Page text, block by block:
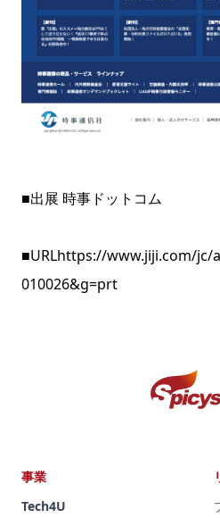
■出展 時事ドットコム
■URLhttps://www.jiji.com/jc/
010026&g=prt
事業
Tech4U